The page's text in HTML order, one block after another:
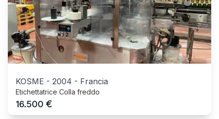
KOSME - 2004 - Francia
Etichettatrice Colla freddo
16.500 €